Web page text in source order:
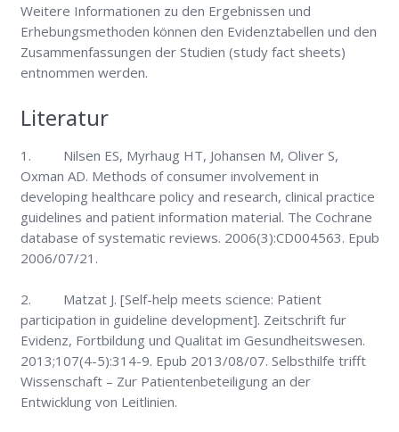
Weitere Informationen zu den Ergebnissen und
Erhebungsmethoden können den Evidenztabellen und den
Zusammenfassungen der Studien (study fact sheets)
entnommen werden.
Literatur
1. Nilsen ES, Myrhaug HT, Johansen M, Oliver S,
Oxman AD. Methods of consumer involvement in
developing healthcare policy and research, clinical practice
guidelines and patient information material. The Cochrane
database of systematic reviews. 2006(3):CD004563. Epub
2006/07/21.
2. Matzat J. [Self-help meets science: Patient
participation in guideline development]. Zeitschrift fur
Evidenz, Fortbildung und Qualitat im Gesundheitswesen.
2013;107(4-5):314-9. Epub 2013/08/07. Selbsthilfe trifft
Wissenschaft – Zur Patientenbeteiligung an der
Entwicklung von Leitlinien.